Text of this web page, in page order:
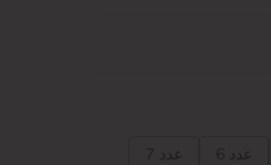
عدد 6
عدد 7